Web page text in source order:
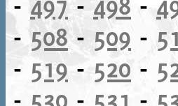
-508- 509 -
- 519 - 520 -
- 530 - 531 -